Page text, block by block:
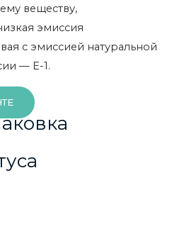
веществу,
эмиссия
с эмиссией натуральной
— Е-1.